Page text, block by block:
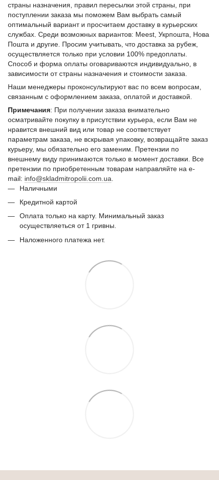
страны назначения, правил пересылки этой страны, при
поступлении заказа мы поможем Вам выбрать самый
оптимальный вариант и просчитаем доставку в курьерских
службах. Среди возможных вариантов: Meest, Укрпошта, Нова
Пошта и другие. Просим учитывать, что доставка за рубеж,
осуществляется только при условии 100% предоплаты.
Способ и форма оплаты оговариваются индивидуально, в
зависимости от страны назначения и стоимости заказа.
Наши менеджеры проконсультируют вас по всем вопросам,
связанным с оформлением заказа, оплатой и доставкой.
Примечания: При получении заказа внимательно
осматривайте покупку в присутствии курьера, если Вам не
нравится внешний вид или товар не соответствует
параметрам заказа, не вскрывая упаковку, возвращайте заказ
курьеру, мы обязательно его заменим. Претензии по
внешнему виду принимаются только в момент доставки. Все
претензии по приобретенным товарам направляйте на e-
mail: info@skladmitropolii.com.ua
Наличными
Кредитной картой
Оплата только на карту. Минимальный заказ
осуществляеться от 1 гривны.
Наложенного платежа нет.